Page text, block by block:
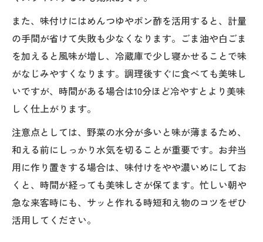
まぼこ
きゅうりで爽やかさ引き立つかまぼこ和え
物
かまぼこ和え物にきゅうりを加えるコツと
効果
きゅうり×かまぼこで簡単おつまみアレン
ジ
また、味付けにはめんつゆやポン酢を活用すると、計量
の手間が省けて失敗も少なくなります。ごま油や白ごま
を加えると風味が増し、冷蔵庫で少し寝かせることで味
がなじみやすくなります。調理後すぐに食べても美味し
いですが、時間がある場合は10分ほど冷やすとより美味
しく仕上がります。
注意点としては、野菜の水分が多いと味が薄まるため、
和える前にしっかり水気を切ることが重要です。お弁当
用に作り置きする場合は、味付けをやや濃いめにしてお
くと、時間が経っても美味しさが保てます。忙しい朝や
急な来客時にも、サッと作れる時短和え物のコツをぜひ
活用してください。